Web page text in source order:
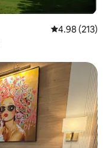
평점 4.98점(5
4.98 (213)